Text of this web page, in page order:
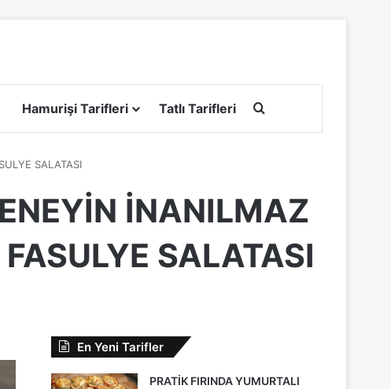
Hamurişi Tarifleri Tatlı Tarifleri
SALATASI
İNANILMAZ
SALATASI
En Yeni Tarifler
PRATİK FIRINDA YUMURTALI